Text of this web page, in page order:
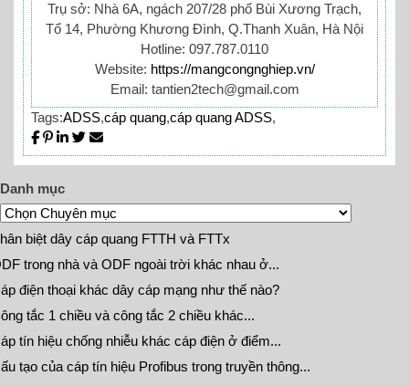
Trụ sở: Nhà 6A, ngách 207/28 phố Bùi Xương Trạch,
Tổ 14, Phường Khương Đình, Q.Thanh Xuân, Hà Nội
Hotline: 097.787.0110
Website: https://mangcongnghiep.vn/
Email: tantien2tech@gmail.com
Tags:ADSS,cáp quang,cáp quang ADSS,
Danh mục
biệt dây cáp quang FTTH và FTTx
trong nhà và ODF ngoài trời khác nhau ở...
điện thoại khác dây cáp mạng như thế nào?
tắc 1 chiều và công tắc 2 chiều khác...
tín hiệu chống nhiễu khác cáp điện ở điểm...
tạo của cáp tín hiệu Profibus trong truyền thông...